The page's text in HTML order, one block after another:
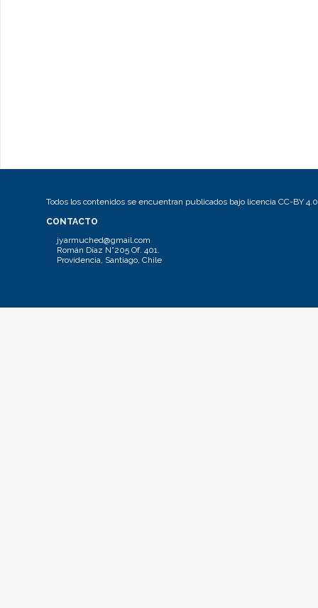
Todos los contenidos se encuentran publicados bajo licencia CC-BY 4.0
CONTACTO
jyarmuched@gmail.com
Román Díaz N°205 Of. 401.
Providencia, Santiago, Chile